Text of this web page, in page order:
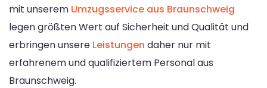
mit unserem Umzugsservice aus Braunschweig
legen größten Wert auf Sicherheit und Qualität und
erbringen unsere Leistungen daher nur mit
erfahrenem und qualifiziertem Personal aus
Braunschweig.